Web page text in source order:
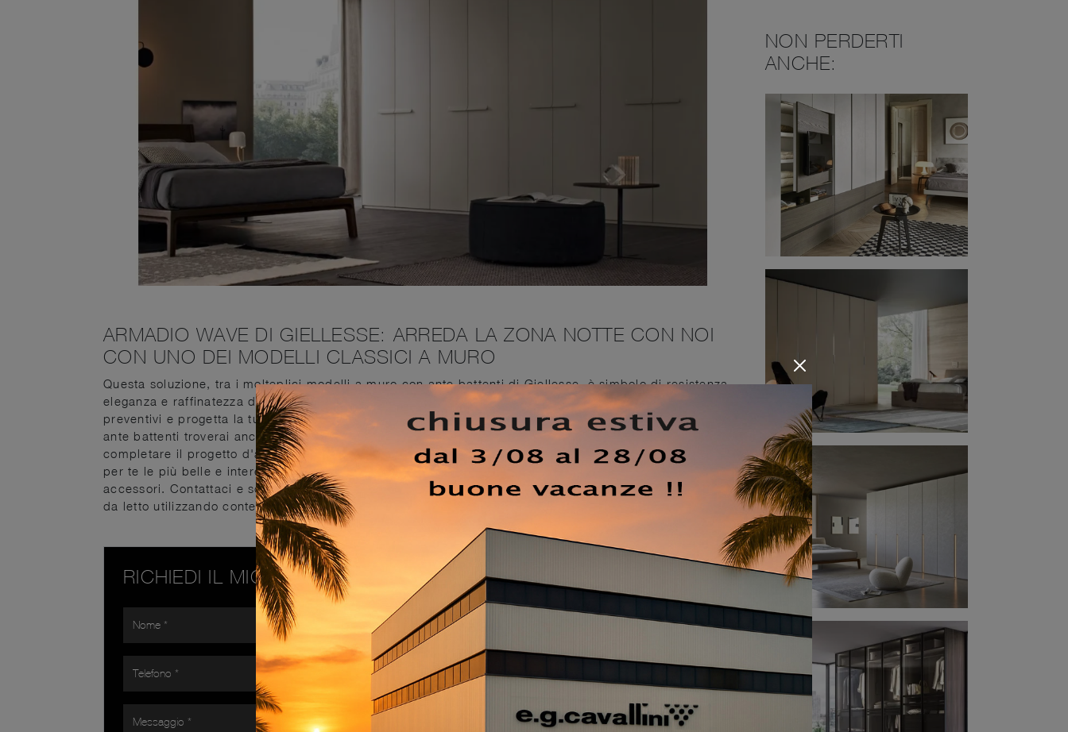
ARMADIO WAVE DI GIELLESSE: ARREDA LA ZONA NOTTE CON NOI
CON UNO DEI MODELLI CLASSICI A MURO
Questa soluzione, tra i molteplici modelli a muro con ante battenti di Giellesse, è simbolo di resistenza,
eleganza e raffinatezza duraturi negli anni.
Armadio Wave di Giellesse
: compila il form per info e
preventivi e progetta la tua casa come l'avevi sognata. Nella nostra serie di Armadi a muro classici con
ante battenti troverai anche il modello mostrato in foto, perfetto per chi cerca praticità e design. Per
completare il progetto d'arredo in una camera da letto bella e di grande qualità, abbiamo selezionato
per te le più belle e interessanti soluzioni Giellesse, diverse per buon gusto, grandezza, materiale e
accessori. Contattaci e scopri di più su un ricco catalogo di Arredamento Casa per arredare la camera
da letto utilizzando contenitori in laccato opaco di elevata qualità.
RICHIEDI IL MIGLIOR PREZZO
NON PERDERTI
ANCHE: